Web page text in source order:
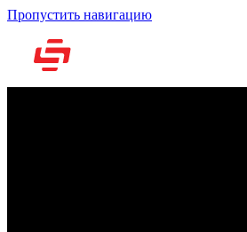
Пропустить навигацию